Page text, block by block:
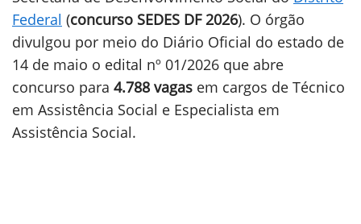
Federal (concurso SEDES DF 2026). O órgão
divulgou por meio do Diário Oficial do estado de
14 de maio o edital nº 01/2026 que abre
concurso para 4.788 vagas em cargos de Técnico
em Assistência Social e Especialista em
Assistência Social.